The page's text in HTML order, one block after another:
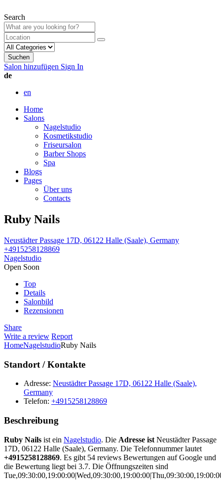
Search
Suchen
Salon hinzufügen Sign In
de
en
Home
Salons
Nagelstudio
Kosmetikstudio
Friseursalon
Barber Shops
Spa
Blogs
Pages
Über uns
Contacts
Ruby Nails
Neustädter Passage 17D, 06122 Halle (Saale), Germany
+4915258128869
Nagelstudio
Open Soon
Top
Details
Salonbild
Rezensionen
Share
Write a review Report
HomeNagelstudioRuby Nails
Standort / Kontakte
Adresse: Neustädter Passage 17D, 06122 Halle (Saale),
Germany
Telefon: +4915258128869
Beschreibung
Ruby Nails ist ein Nagelstudio. Die Adresse ist Neustädter Passage
17D, 06122 Halle (Saale), Germany. Die Telefonnummer lautet
+4915258128869. Es gibt 54 reviews Bewertungen auf Google und
die Bewertung liegt bei 3.7. Die Öffnungszeiten sind